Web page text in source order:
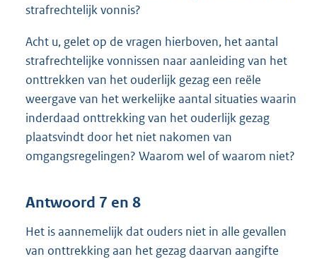
strafrechtelijk vonnis?
Acht u, gelet op de vragen hierboven, het aantal
strafrechtelijke vonnissen naar aanleiding van het
onttrekken van het ouderlijk gezag een reële
weergave van het werkelijke aantal situaties waarin
inderdaad onttrekking van het ouderlijk gezag
plaatsvindt door het niet nakomen van
omgangsregelingen? Waarom wel of waarom niet?
Antwoord 7 en 8
Het is aannemelijk dat ouders niet in alle gevallen
van onttrekking aan het gezag daarvan aangifte